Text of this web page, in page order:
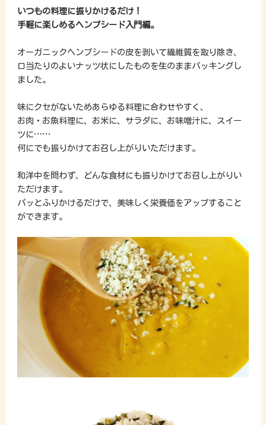
いつもの料理に振りかけるだけ！
手軽に楽しめるヘンプシード入門編。
オーガニックヘンプシードの皮を剥いて繊維質を取り除き、
口当たりのよいナッツ状にしたものを生のままパッキングし
ました。
味にクセがないためあらゆる料理に合わせやすく、
お肉・お魚料理に、お米に、サラダに、お味噌汁に、スイー
ツに……
何にでも振りかけてお召し上がりいただけます。
和洋中を問わず、どんな食材にも振りかけてお召し上がりい
ただけます。
パッとふりかけるだけで、美味しく栄養価をアップすること
ができます。